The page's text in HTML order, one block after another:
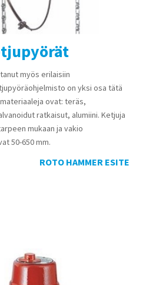
myös erilaisiin
on yksi osa tätä
ovat: teräs,
ratkaisut, alumiini. Ketjuja
mukaan ja vakio
50-650 mm.
ROTO HAMMER ESITE